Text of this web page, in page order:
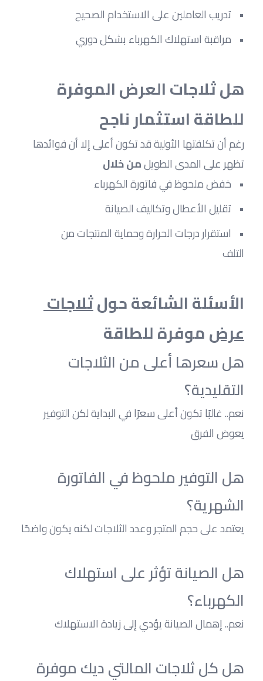
تدريب العاملين على الاستخدام الصحيح
مراقبة استهلاك الكهرباء بشكل دوري
للطاقة استثمار ناجح
تظهر على المدى الطويل من خلال
خفض ملحوظ في فاتورة الكهرباء
تقليل الأعطال وتكاليف الصيانة
استقرار درجات الحرارة وحماية المنتجات من
التلف
الأسئلة الشائعة حول
ثلاجات
عرض موفرة للطاقة
التقليدية؟
يعوض الفرق
الشهرية؟
يعتمد على حجم المتجر وعدد الثلاجات لكنه يكون واضحًا
الكهرباء؟
نعم.. إهمال الصيانة يؤدي إلى زيادة الاستهلاك